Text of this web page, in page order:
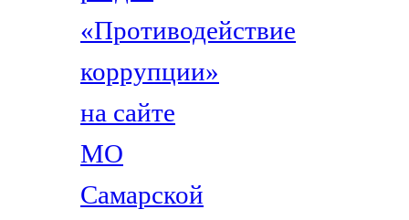
«Противодействие
коррупции»
на сайте
МО
Самарской